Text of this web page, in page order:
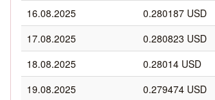
16.08.2025
0.280187 USD
17.08.2025
0.280823 USD
18.08.2025
0.28014 USD
19.08.2025
0.279474 USD